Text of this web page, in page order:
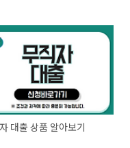
대출 상품 알아보기